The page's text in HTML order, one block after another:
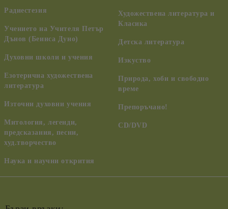
Радиестезия
Учението на Учителя Петър
Дънов (Беинса Дуно)
Духовни школи и учения
Езотерична художествена
литература
Източни духовни учения
Митология, легенди,
предсказания, песни,
худ.творчество
Наука и научни открития
Художествена литература и
Класика
Детска литература
Изкуство
Природа, хоби и свободно
време
Препоръчано!
CD/DVD